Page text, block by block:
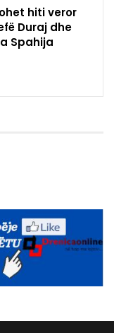
hiti veror
Duraj dhe
Spahija